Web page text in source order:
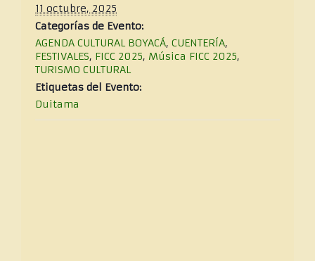
11 octubre, 2025
Categorías de Evento:
AGENDA CULTURAL BOYACÁ, CUENTERÍA,
FESTIVALES, FICC 2025, Música FICC 2025,
TURISMO CULTURAL
Etiquetas del Evento:
Duitama